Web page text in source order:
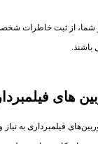
شما، از ثبت خاطرات
باشند.
های
دوربین‌های فیلمبرداری